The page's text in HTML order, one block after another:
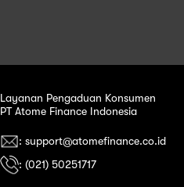
Layanan Pengaduan Konsumen
PT Atome Finance Indonesia
: support@atomefinance.co.id
: (021) 50251717